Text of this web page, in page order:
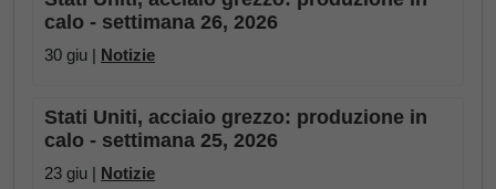
calo - settimana 26, 2026
30 giu | Notizie
Stati Uniti, acciaio grezzo: produzione in
calo - settimana 25, 2026
23 giu | Notizie